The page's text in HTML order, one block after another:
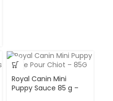
Royal Canin Mini
Puppy Sauce 85 g –